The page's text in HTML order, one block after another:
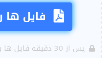
فایل ها
پس از 30 دقیقه فایل ها به طور خودکار حذف می شوند